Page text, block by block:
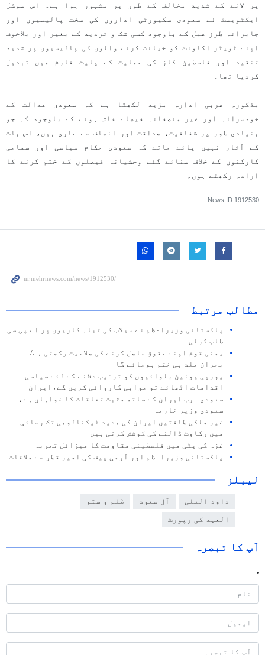
پر لانے کے شدید مخالف کے طور پر مشہور ہوا ہے۔ اس سوشل
ایکٹویسٹ نے سعودی سکیورٹی اداروں کی سخت پالیسیوں اور
جابرانہ طرز عمل کے باوجود کسی شک و تردید کے بغیر اور بلاخوف
اپنے ٹویٹر اکاونٹ کو خیانت کرنے والوں کی پالیسیوں پر شدید
تنقید اور فلسطین کاز کی حمایت کے پلیٹ فارم میں تبدیل
کردیا تھا۔
مذکورہ عربی ادارہ مزید لکھتا ہے کہ سعودی عدالت کے
خودسرانہ اور غیر منصفانہ فیصلے فاش ہونے کے باوجود کہ جو
بنیادی طور پر شفافیت، صداقت اور انصاف سے عاری ہیں، اس بات
کے آثار نہیں پائے جاتے کہ سعودی حکام سیاسی اور سماجی
کارکنوں کے خلاف سنائے گئے وحشیانہ فیصلوں کے ختم کرنے کا
ارادہ رکھتے ہوں۔
News ID 1912530
مطالب مرتبط
پاکستانی وزیراعظم نے سیلاب کی تباہ کاریوں پر اے پی سی
طلب کرلی
یمنی قوم اپنے حقوق حاصل کرنے کی صلاحیت رکھتی ہے/
بحران جلد ہی ختم ہوجائے گا
یورپی یونین بلوائیوں کو ترغیب دلانے کے لئے سیاسی
اقدامات اٹھائے تو جوابی کاروائی کریں گے،ایران
سعودی عرب ایران کے ساتھ مثبت تعلقات کا خواہاں ہے،
سعودی وزیر خارجہ
غیر ملکی طاقتیں ایران کی جدید ٹیکنالوجی تک رسائی
میں رکاوٹ ڈالنے کی کوشش کرتی ہیں
غزہ کی پٹی میں فلسطینی مقاومت کا میزائل تجربہ
پاکستانی وزیراعظم اور آرمی چیف کی امیر قطر سے ملاقات
لیبلز
داود العلی آل سعود ظلم و ستم
العہد کی رپورٹ
آپ کا تبصرہ